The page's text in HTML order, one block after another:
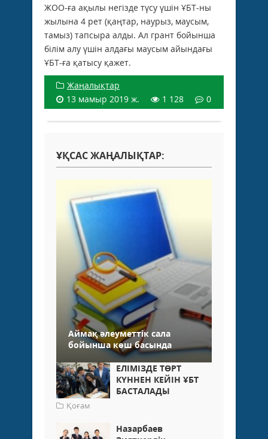
ЖОО-ға ақылы негізде түсу үшін ҰБТ-ны
жылына 4 рет (қаңтар, наурыз, маусым,
тамыз) тапсыра алды. Ал грант бойынша
білім алу үшін алдағы маусым айындағы
ҰБТ-ға қатысу қажет.
Жаңалықтар
13 мамыр 2019 ж.
1 128 0
ҰҚСАС ЖАҢАЛЫҚТАР:
Аймақ әлеуметтік сала
бойынша көш басында
ЕЛІМІЗДЕ ТӨРТ
КҮННЕН КЕЙІН ҰБТ
БАСТАЛАДЫ
Қоғам
Назарбаев